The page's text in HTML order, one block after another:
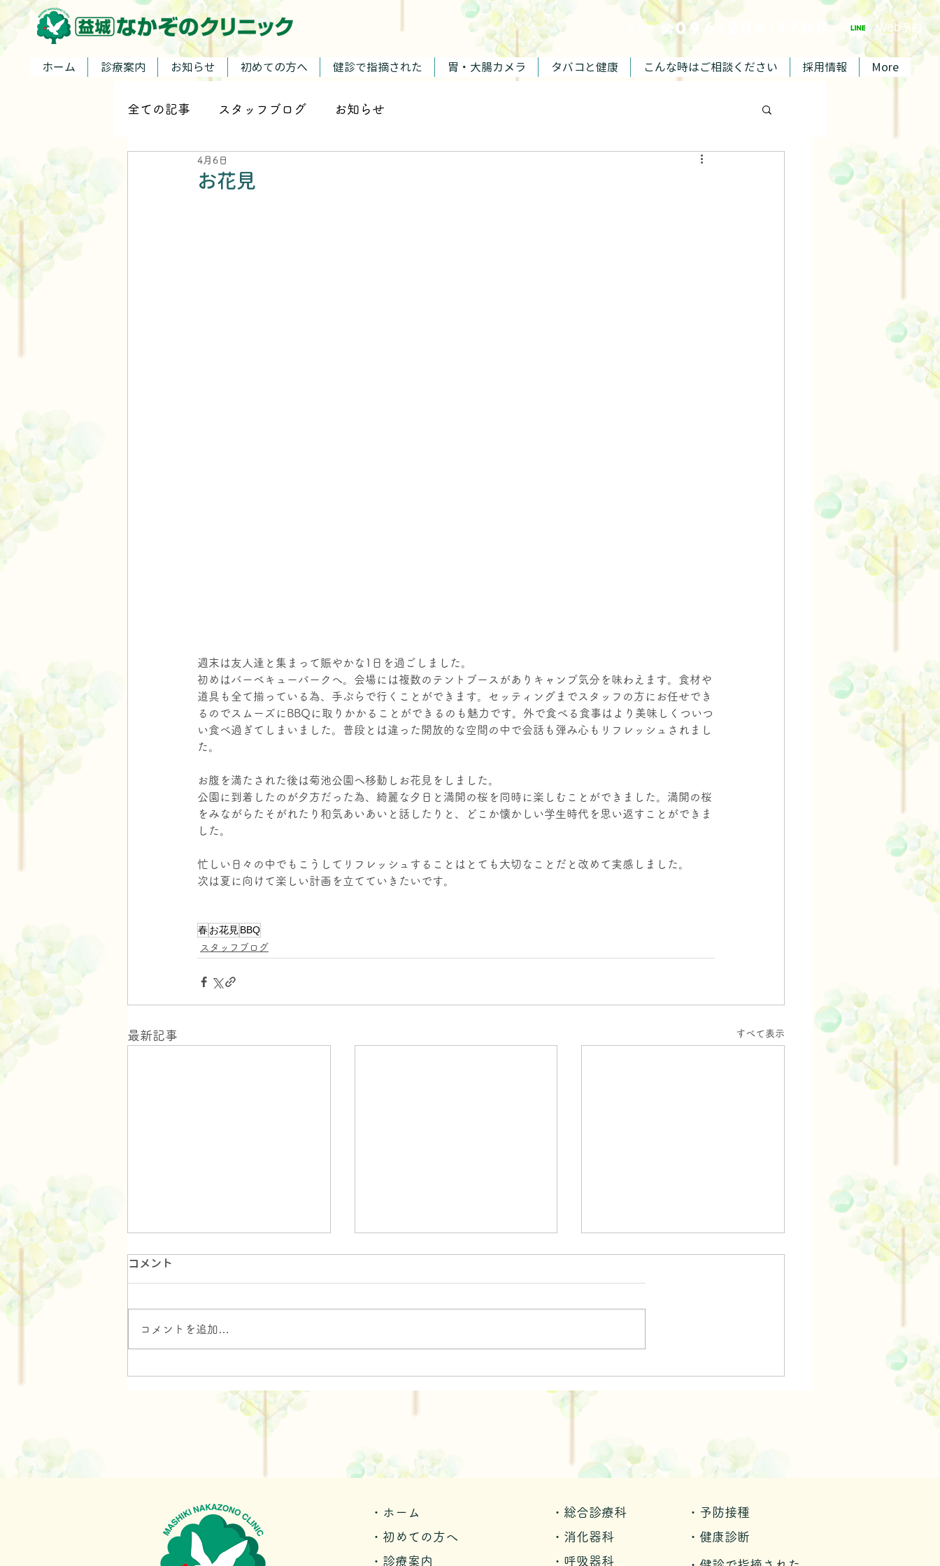
​ご予約 ☎096-286-1700 Web予約
ホーム 診療案内 お知らせ 初めての方へ 健診で指摘された 胃・大腸カメラ タバコと健康 こんな時はご相談ください 採用情報 More
全ての記事 スタッフブログ お知らせ
お花見
4月6日
週末は友人達と集まって賑やかな1日を過ごしました。
初めはバーベキューパークへ。会場には複数のテントブースがありキャンプ気分を味わえます。食材や
道具も全て揃っている為、手ぶらで行くことができます。セッティングまでスタッフの方にお任せでき
るのでスムーズにBBQに取りかかることができるのも魅力です。外で食べる食事はより美味しくついつ
い食べ過ぎてしまいました。普段とは違った開放的な空間の中で会話も弾み心もリフレッシュされまし
た。
お腹を満たされた後は菊池公園へ移動しお花見をしました。
公園に到着したのが夕方だった為、綺麗な夕日と満開の桜を同時に楽しむことができました。満開の桜
をみながらたそがれたり和気あいあいと話したりと、どこか懐かしい学生時代を思い返すことができま
した。
忙しい日々の中でもこうしてリフレッシュすることはとても大切なことだと改めて実感しました。
次は夏に向けて楽しい計画を立てていきたいです。
春 お花見BBQ
スタッフブログ
最新記事 すべて表示
三世代女子旅行
カキ小屋
空
コメント
コメントを追加…
・ホーム
・初めての方へ
・診療案内
・総合診療科
・消化器科
・呼吸器科
・予防接種
・健康診断